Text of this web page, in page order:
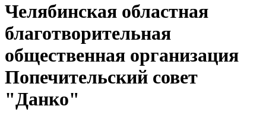
Челябинская областная
благотворительная
общественная организация
Попечительский совет
"Данко"